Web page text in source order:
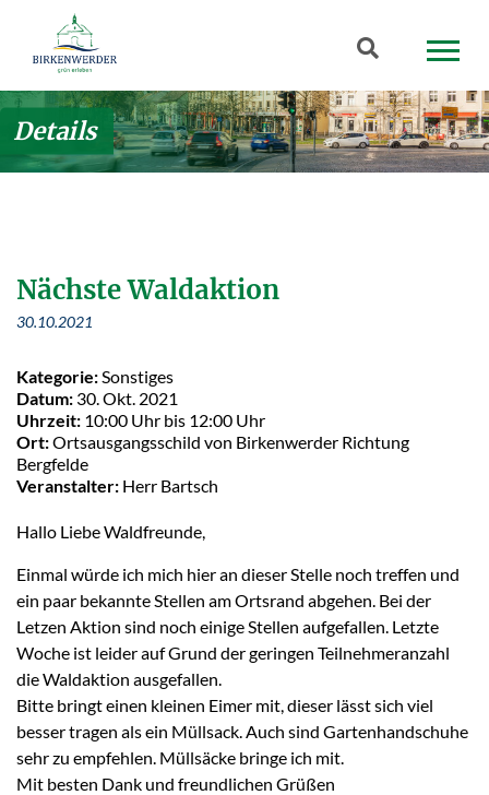
Zum Hauptinhalt springen
Suchbegriff
Details
Nächste Waldaktion
30.10.2021
Kategorie: Sonstiges
Datum: 30. Okt. 2021
Uhrzeit: 10:00 Uhr bis 12:00 Uhr
Ort:Ortsausgangsschild von Birkenwerder Richtung
Bergfelde
Veranstalter: Herr Bartsch
Hallo Liebe Waldfreunde,
Einmal würde ich mich hier an dieser Stelle noch treffen und
ein paar bekannte Stellen am Ortsrand abgehen. Bei der
Letzen Aktion sind noch einige Stellen aufgefallen. Letzte
Woche ist leider auf Grund der geringen Teilnehmeranzahl
die Waldaktion ausgefallen.
Bitte bringt einen kleinen Eimer mit, dieser lässt sich viel
besser tragen als ein Müllsack. Auch sind Gartenhandschuhe
sehr zu empfehlen. Müllsäcke bringe ich mit.
Mit besten Dank und freundlichen Grüßen